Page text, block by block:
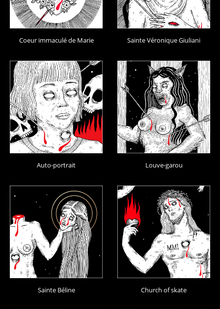
Coeur immaculé de Marie Sainte Véronique Giuliani
Auto-portrait Louve-garou
Sainte Béline Church of skate